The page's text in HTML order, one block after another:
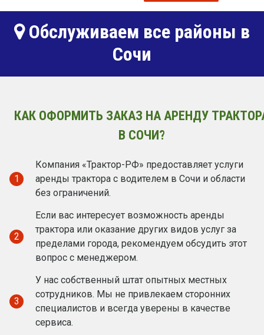
Обслуживаем все районы в
Сочи
КАК ОФОРМИТЬ ЗАКАЗ НА АРЕНДУ
В СОЧИ?
1
Компания «Трактор-РФ» предоставляет услуги
аренды трактора с водителем в Сочи и области
без ограничений.
2
Если вас интересует возможность аренды
трактора или оказание других видов услуг за
пределами города, рекомендуем обсудить этот
вопрос с менеджером.
3
У нас собственный штат опытных местных
сотрудников. Мы не привлекаем сторонних
специалистов и всегда уверены в качестве
сервиса.